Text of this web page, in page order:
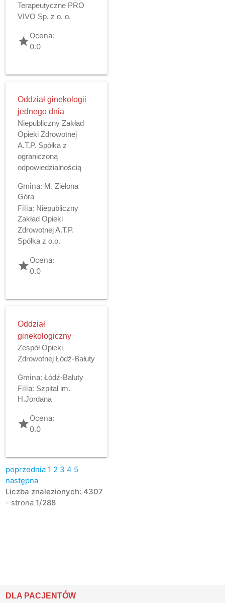
Terapeutyczne PRO
VIVO Sp. z o. o.
gradeOcena:
0.0
Oddział ginekologii
jednego dnia
Niepubliczny Zakład
Opieki Zdrowotnej
A.T.P. Spółka z
ograniczoną
odpowiedzialnością
Gmina: M. Zielona
Góra
Filia: Niepubliczny
Zakład Opieki
Zdrowotnej A.T.P.
Spółka z o.o.
gradeOcena:
0.0
Oddział
ginekologiczny
Zespół Opieki
Zdrowotnej Łódź-Bałuty
Gmina: Łódź-Bałuty
Filia: Szpital im.
H.Jordana
gradeOcena:
0.0
poprzednia 1 2 3 4 5
następna
Liczba znalezionych: 4307
- strona 1/288
DLA PACJENTÓW